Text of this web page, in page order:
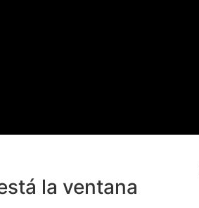
la ventana